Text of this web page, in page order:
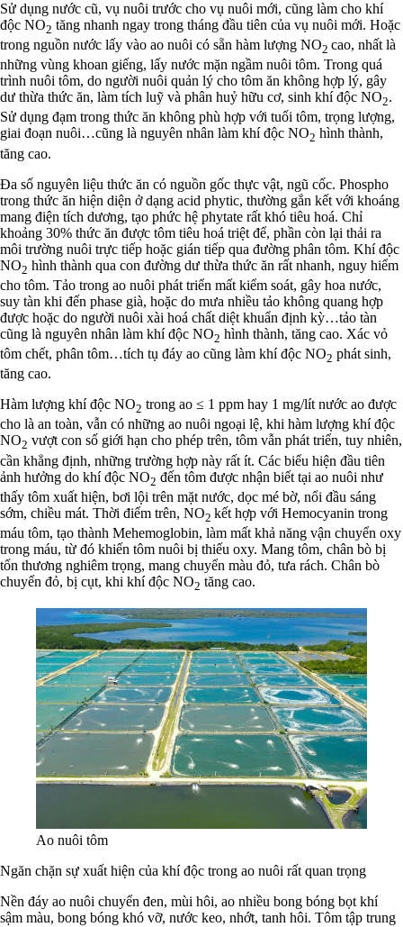
Sử dụng nước cũ, vụ nuôi trước cho vụ nuôi mới, cũng làm cho khí
độc NO2 tăng nhanh ngay trong tháng đầu tiên của vụ nuôi mới. Hoặc
trong nguồn nước lấy vào ao nuôi có sẵn hàm lượng NO2 cao, nhất là
những vùng khoan giếng, lấy nước mặn ngầm nuôi tôm. Trong quá
trình nuôi tôm, do người nuôi quản lý cho tôm ăn không hợp lý, gây
dư thừa thức ăn, làm tích luỹ và phân huỷ hữu cơ, sinh khí độc NO2.
Sử dụng đạm trong thức ăn không phù hợp với tuối tôm, trọng lượng,
giai đoạn nuôi…cũng là nguyên nhân làm khí độc NO2 hình thành,
tăng cao.
Đa số nguyên liệu thức ăn có nguồn gốc thực vật, ngũ cốc. Phospho
trong thức ăn hiện diện ở dạng acid phytic, thường gắn kết với khoáng
mang điện tích dương, tạo phức hệ phytate rất khó tiêu hoá. Chỉ
khoảng 30% thức ăn được tôm tiêu hoá triệt để, phần còn lại thải ra
môi trường nuôi trực tiếp hoặc gián tiếp qua đường phân tôm. Khí độc
NO2 hình thành qua con đường dư thừa thức ăn rất nhanh, nguy hiểm
cho tôm. Tảo trong ao nuôi phát triển mất kiểm soát, gây hoa nước,
suy tàn khi đến phase già, hoặc do mưa nhiều tảo không quang hợp
được hoặc do người nuôi xài hoá chất diệt khuẩn định kỳ…tảo tàn
cũng là nguyên nhân làm khí độc NO2 hình thành, tăng cao. Xác vỏ
tôm chết, phân tôm…tích tụ đáy ao cũng làm khí độc NO2 phát sinh,
tăng cao.
Hàm lượng khí độc NO2 trong ao ≤ 1 ppm hay 1 mg/lít nước ao được
cho là an toàn, vẫn có những ao nuôi ngoại lệ, khi hàm lượng khí độc
NO2 vượt con số giới hạn cho phép trên, tôm vẫn phát triển, tuy nhiên,
cần khẳng định, những trường hợp này rất ít. Các biểu hiện đầu tiên
ảnh hưởng do khí độc NO2 đến tôm được nhận biết tại ao nuôi như
thấy tôm xuất hiện, bơi lội trên mặt nước, dọc mé bờ, nổi đầu sáng
sớm, chiều mát. Thời điểm trên, NO2 kết hợp với Hemocyanin trong
máu tôm, tạo thành Mehemoglobin, làm mất khả năng vận chuyển oxy
trong máu, từ đó khiến tôm nuôi bị thiếu oxy. Mang tôm, chân bò bị
tổn thương nghiêm trọng, mang chuyển màu đỏ, tưa rách. Chân bò
chuyển đỏ, bị cụt, khi khí độc NO2 tăng cao.
Ao nuôi tôm
Ngăn chặn sự xuất hiện của khí độc trong ao nuôi rất quan trọng
Nền đáy ao nuôi chuyển đen, mùi hôi, ao nhiều bong bóng bọt khí
sậm màu, bong bóng khó vỡ, nước keo, nhớt, tanh hôi. Tôm tập trung